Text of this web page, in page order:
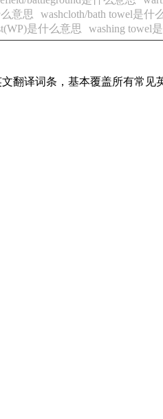
意思
washcloth/bath towel是什
是什么意思
washing towel
翻译词条，基本覆盖所有常